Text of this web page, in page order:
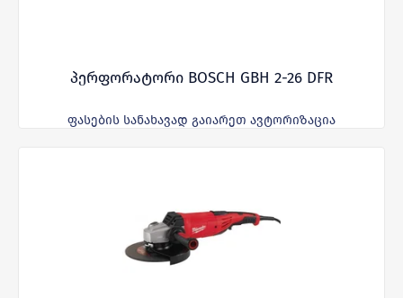
პერფორატორი BOSCH GBH 2-26 DFR
ფასების სანახავად გაიარეთ ავტორიზაცია